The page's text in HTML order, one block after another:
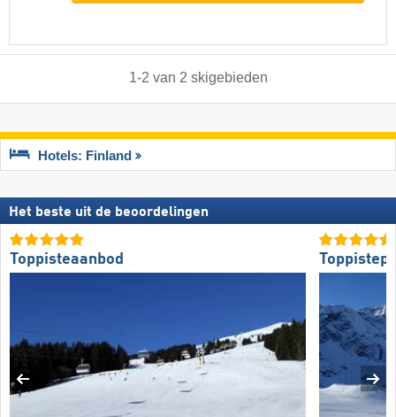
1-2 van 2 skigebieden
Hotels: Finland
Het beste uit de beoordelingen
Toppisteaanbod